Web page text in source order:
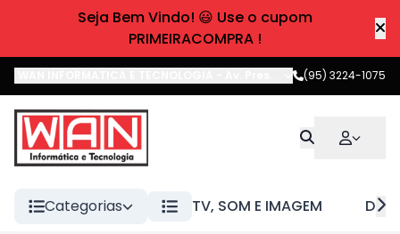
Seja Bem Vindo! 😃 Use o cupom
PRIMEIRACOMPRA !
Av. Pres. Castelo Branco,Boa
(95) 3224-1075
Categorias TV, SOM E IMAGEM